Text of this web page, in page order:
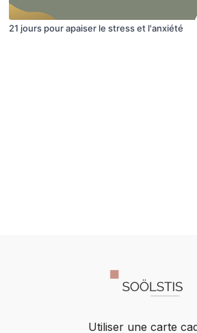
21 jours pour apaiser le stress et l'anxiété
Utiliser une carte